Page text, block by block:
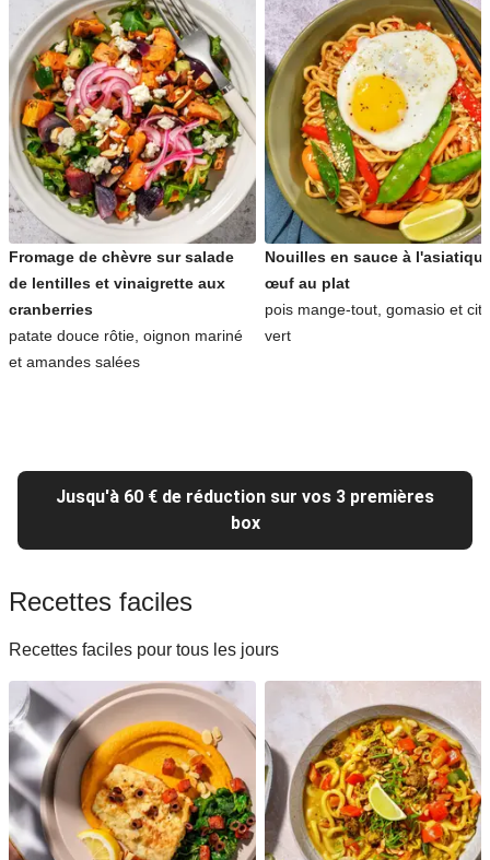
Fromage de chèvre sur salade
de lentilles et vinaigrette aux
cranberries
patate douce rôtie, oignon mariné
et amandes salées
Nouilles en sauce à
œuf au plat
pois mange-tout, gomasio et
vert
Jusqu'à 60 € de réduction sur vos 3 premières
box
Recettes faciles
Recettes faciles pour tous les jours